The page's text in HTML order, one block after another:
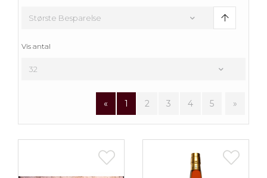
Vis antal
« 1 2 3 4 5 »